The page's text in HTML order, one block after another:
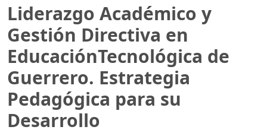
Liderazgo Académico y
Gestión Directiva en
EducaciónTecnológica de
Guerrero. Estrategia
Pedagógica para su
Desarrollo